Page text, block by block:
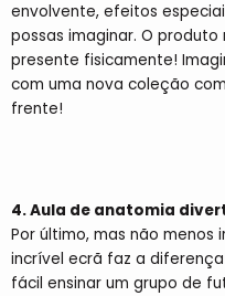
envolvente, efeitos
possas imaginar. O
presente fisicamente!
com uma nova coleção
frente!
4. Aula de anatomia
Por último, mas não
incrível ecrã faz a
fácil ensinar um grupo de